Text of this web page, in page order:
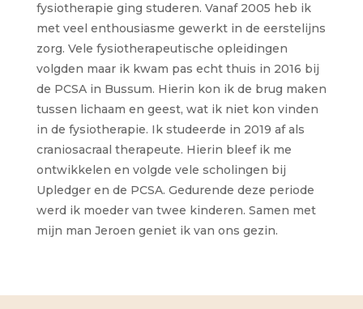
fysiotherapie ging studeren. Vanaf 2005 heb ik
met veel enthousiasme gewerkt in de eerstelijns
zorg. Vele fysiotherapeutische opleidingen
volgden maar ik kwam pas echt thuis in 2016 bij
de PCSA in Bussum. Hierin kon ik de brug maken
tussen lichaam en geest, wat ik niet kon vinden
in de fysiotherapie. Ik studeerde in 2019 af als
craniosacraal therapeute. Hierin bleef ik me
ontwikkelen en volgde vele scholingen bij
Upledger en de PCSA. Gedurende deze periode
werd ik moeder van twee kinderen. Samen met
mijn man Jeroen geniet ik van ons gezin.